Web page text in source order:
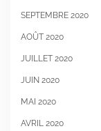
SEPTEMBRE 2020
AOÛT 2020
JUILLET 2020
JUIN 2020
MAI 2020
AVRIL 2020